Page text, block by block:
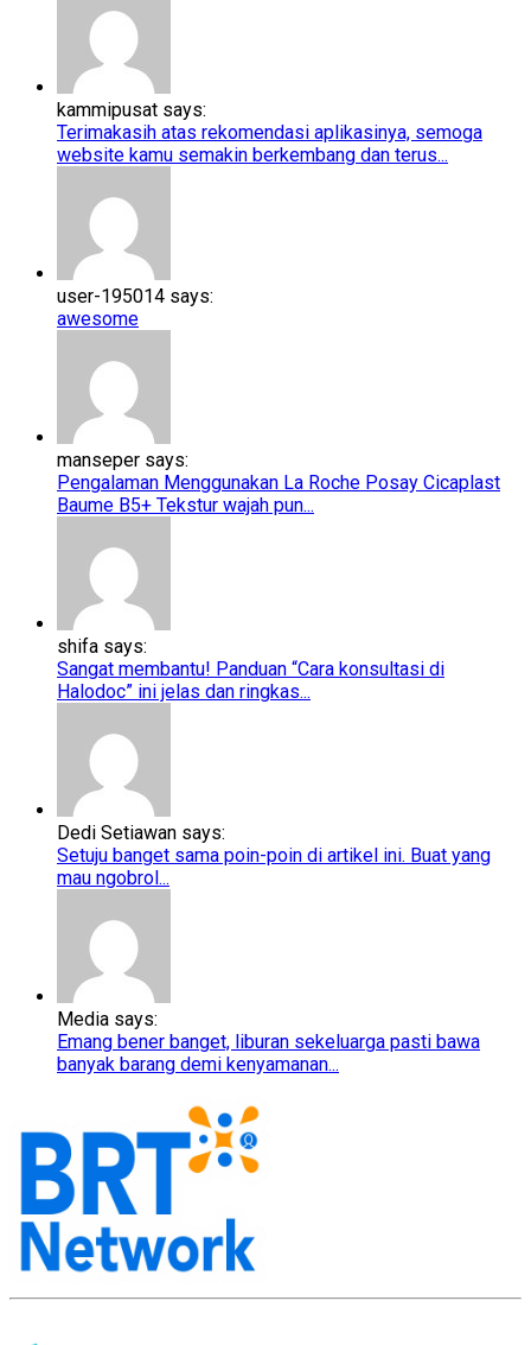
kammipusat says:
Terimakasih atas rekomendasi aplikasinya, semoga
website kamu semakin berkembang dan terus...
user-195014 says:
awesome
manseper says:
Pengalaman Menggunakan La Roche Posay Cicaplast
Baume B5+​​ Tekstur wajah pun...
shifa says:
Sangat membantu! Panduan “Cara konsultasi di
Halodoc” ini jelas dan ringkas...
Dedi Setiawan says:
Setuju banget sama poin-poin di artikel ini. Buat yang
mau ngobrol...
Media says:
Emang bener banget, liburan sekeluarga pasti bawa
banyak barang demi kenyamanan...